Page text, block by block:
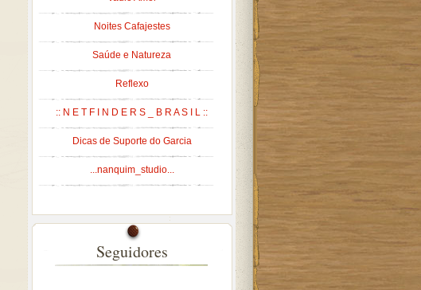
Noites Cafajestes
Saúde e Natureza
Reflexo
:: N E T F I N D E R S _ B R A S I L ::
Dicas de Suporte do Garcia
...nanquim_studio...
Seguidores